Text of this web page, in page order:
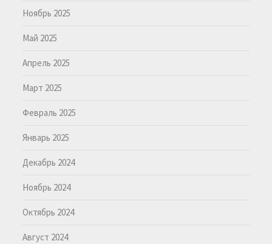
Ноябрь 2025
Май 2025
Апрель 2025
Март 2025
Февраль 2025
Январь 2025
Декабрь 2024
Ноябрь 2024
Октябрь 2024
Август 2024